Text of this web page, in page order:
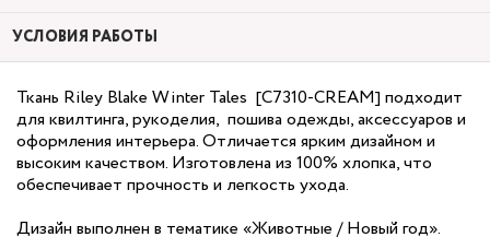
УСЛОВИЯ РАБОТЫ
Ткань Riley Blake Winter Tales [C7310-CREAM] подходит
для квилтинга, рукоделия, пошива одежды, аксессуаров и
оформления интерьера. Отличается ярким дизайном и
высоким качеством. Изготовлена из 100% хлопка, что
обеспечивает прочность и легкость ухода.
Дизайн выполнен в тематике «Животные / Новый год».